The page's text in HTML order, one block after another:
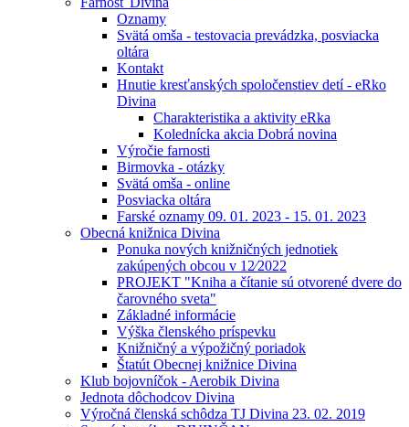
Oznamy
Svätá omša - testovacia prevádzka, posviacka
oltára
Kontakt
Hnutie kresťanských spoločenstiev detí - eRko
Divina
Charakteristika a aktivity eRka
Kolednícka akcia Dobrá novina
Výročie farnosti
Birmovka - otázky
Svätá omša - online
Posviacka oltára
Farské oznamy 09. 01. 2023 - 15. 01. 2023
Obecná knižnica Divina
Ponuka nových knižničných jednotiek
zakúpených obcou v 12⁄2022
PROJEKT "Kniha a čítanie sú otvorené dvere do
čarovného sveta"
Základné informácie
Výška členského príspevku
Knižničný a výpožičný poriadok
Štatút Obecnej knižnice Divina
Klub bojovníčok - Aerobik Divina
Jednota dôchodcov Divina
Výročná členská schôdza TJ Divina 23. 02. 2019